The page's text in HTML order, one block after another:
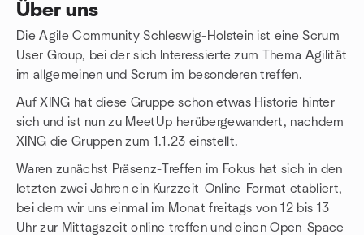
Über uns
Die Agile Community Schleswig-Holstein ist eine Scrum
User Group, bei der sich Interessierte zum Thema Agilität
im allgemeinen und Scrum im besonderen treffen.
Auf XING hat diese Gruppe schon etwas Historie hinter
sich und ist nun zu MeetUp herübergewandert, nachdem
XING die Gruppen zum 1.1.23 einstellt.
Waren zunächst Präsenz-Treffen im Fokus hat sich in den
letzten zwei Jahren ein Kurzzeit-Online-Format etabliert,
bei dem wir uns einmal im Monat freitags von 12 bis 13
Uhr zur Mittagszeit online treffen und einen Open-Space
Gruppenlinks